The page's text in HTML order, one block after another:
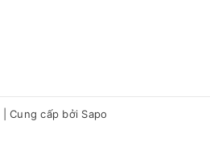
Cung cấp bởi Sapo